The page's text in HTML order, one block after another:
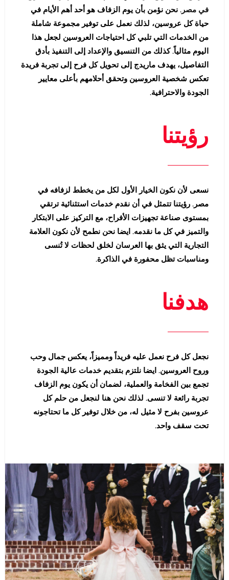
في مصر . نحن نؤمن بأن يوم الزفاف هو أحد أهم الأيام في
حياة كل عروسين، لذلك نعمل على توفير مجموعة شاملة
من الخدمات التي تلبي كل احتياجات العروسين لجعل هذا
اليوم مثالياً. كذلك من التنسيق والإعداد إلى التنفيذ بأدق
التفاصيل، يهدف ماريدج إلى تحويل كل فرح إلى تجربة فريدة
تعكس شخصية العروسين وتحقق أحلامهم بأعلى معايير
الجودة والاحترافية.
رؤيتنا
نسعى لأن نكون الخيار الأول لكل من يخطط لزفافه في
مصر. رؤيتنا تتمثل في أن نقدم خدمات استثنائية ترتقي
بمستوى صناعة تجهيزات الأفراح، مع التركيز على الابتكار
والتميز في كل ما نقدمه. ايضا نحن نطمح لأن نكون العلامة
التجارية التي يثق بها العرسان لخلق لحظات لا تُنسى
ومناسبات تظل محفورة في الذاكرة.
هدفنا
نجعل كل فرح نعمل عليه فريداً ومميزاً، يعكس جمال وحب
وروح العروسين. ايضا نلتزم بتقديم خدمات عالية الجودة
تجمع بين الفخامة والعملية، لضمان أن يكون يوم الزفاف
تجربة رائعة لا تنسى. لذلك نحن هنا لنجعل من حلم كل
عروسين بفرح لا مثيل له، من خلال توفير كل ما تحتاجونه
تحت سقف واحد.